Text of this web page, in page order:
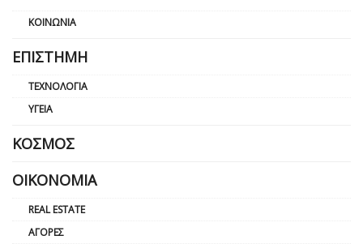
ΚΟΙΝΩΝΊΑ
ΕΠΙΣΤΉΜΗ
ΤΕΧΝΟΛΟΓΊΑ
ΥΓΕΊΑ
ΚΌΣΜΟΣ
ΟΙΚΟΝΟΜΊΑ
REAL ESTATE
ΑΓΟΡΈΣ